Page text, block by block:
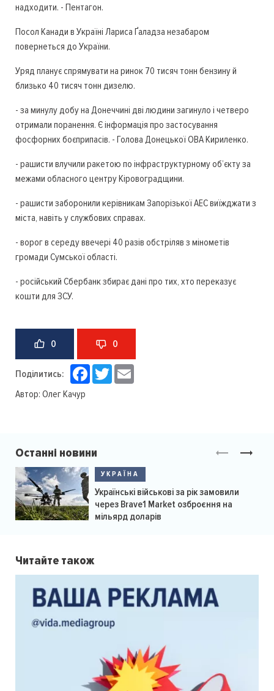
надходити. - Пентагон.
Посол Канади в Україні Лариса Ґаладза незабаром
повернеться до України.
Уряд планує спрямувати на ринок 70 тисяч тонн бензину й
близько 40 тисяч тонн дизелю.
- за минулу добу на Донеччині дві людини загинуло і четверо
отримали поранення. Є інформація про застосування
фосфорних боєприпасів. - Голова Донецької ОВА Кириленко.
- рашисти влучили ракетою по інфраструктурному об’єкту за
межами обласного центру Кіровоградщини.
- рашисти заборонили керівникам Запорізької АЕС виїжджати з
міста, навіть у службових справах.
- ворог в середу ввечері 40 разів обстріляв з мінометів
громади Сумської області.
- російський Сбербанк збирає дані про тих, хто переказує
кошти для ЗСУ.
0 0
Поділитись: Facebook
Twitter
Автор: Олег Качур
Останні новини
УКРАЇНА
Українські військові за рік замовили
через Brave1 Market озброєння на
мільярд доларів
Читайте також